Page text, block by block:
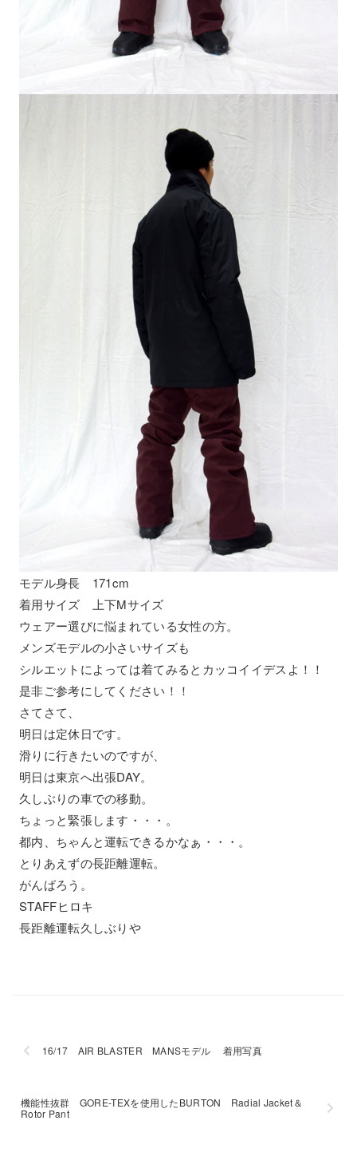
モデル身長 171cm
着用サイズ 上下Mサイズ
ウェアー選びに悩まれている女性の方。
メンズモデルの小さいサイズも
シルエットによっては着てみるとカッコイイデスよ！！
是非ご参考にしてください！！
さてさて、
明日は定休日です。
滑りに行きたいのですが、
明日は東京へ出張DAY。
久しぶりの車での移動。
ちょっと緊張します・・・。
都内、ちゃんと運転できるかなぁ・・・。
とりあえずの長距離運転。
がんばろう。
STAFFヒロキ
長距離運転久しぶりや
16/17 AIR BLASTER MANSモデル 着用写真
機能性抜群 GORE-TEXを使用したBURTON Radial Jacket＆
Rotor Pant